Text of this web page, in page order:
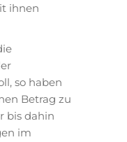
ihnen
so haben
Betrag zu
bis dahin
im